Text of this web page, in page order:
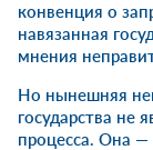
конвенция о
навязанная
мнения
Но нынешняя
государства не
процесса. Она —